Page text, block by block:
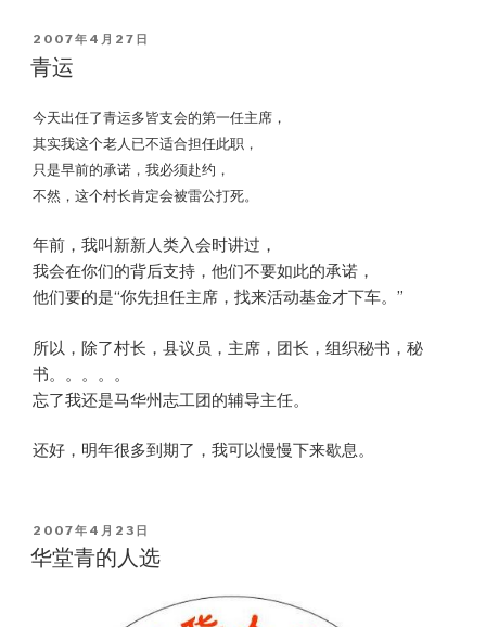
POSTED
ON
2007年4月27日
青运
今天出任了青运多皆支会的第一任主席，
其实我这个老人已不适合担任此职，
只是早前的承诺，我必须赴约，
不然，这个村长肯定会被雷公打死。
年前，我叫新新人类入会时讲过，
我会在你们的背后支持，他们不要如此的承诺，
他们要的是“你先担任主席，找来活动基金才下车。”
所以，除了村长，县议员，主席，团长，组织秘书，秘
书。。。。。
忘了我还是马华州志工团的辅导主任。
还好，明年很多到期了，我可以慢慢下来歇息。
POSTED
ON
2007年4月23日
华堂青的人选